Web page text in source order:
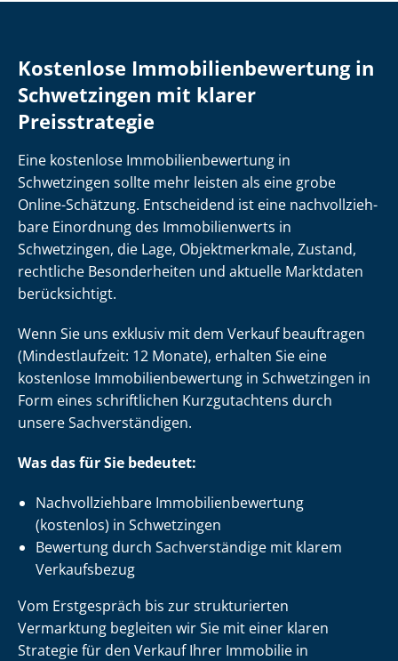
Kostenlose Im­mo­bi­li­en­be­wer­tung in
Schwetzingen mit klarer
Preisstrategie
Eine kostenlose Im­mo­bi­li­en­be­wer­tung in
Schwetzingen sollte mehr leisten als eine grobe
Online-Schätzung. Entscheidend ist eine nach­voll­zieh­
ba­re Einordnung des Immobilienwerts in
Schwetzingen, die Lage, Objektmerkmale, Zustand,
rechtliche Besonderheiten und aktuelle Marktdaten
berücksichtigt.
Wenn Sie uns exklusiv mit dem Verkauf beauftragen
(Mindestlaufzeit: 12 Monate), erhalten Sie eine
kostenlose Im­mo­bi­li­en­be­wer­tung in Schwetzingen in
Form eines schriftlichen Kurzgutachtens durch
unsere Sach­ver­stän­di­gen.
Was das für Sie bedeutet:
Nach­voll­zieh­ba­re Im­mo­bi­li­en­be­wer­tung
(kostenlos) in Schwetzingen
Bewertung durch Sachverständige mit klarem
Verkaufsbezug
Vom Erstgespräch bis zur strukturierten
Vermarktung begleiten wir Sie mit einer klaren
Strategie für den Verkauf Ihrer Immobilie in